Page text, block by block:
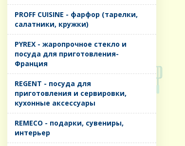
PROFF CUISINE - фарфор (тарелки,
салатники, кружки)
PYREX - жаропрочное стекло и
посуда для приготовления-
Франция
REGENT - посуда для
приготовления и сервировки,
кухонные аксессуары
REMECO - подарки, сувениры,
интерьер